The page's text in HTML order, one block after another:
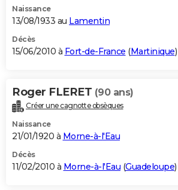
Naissance
13/08/1933 au Lamentin
Décès
15/06/2010 à Fort-de-France (Martinique)
Roger FLERET (90 ans)
Créer une cagnotte obsèques
Naissance
21/01/1920 à Morne-à-l'Eau
Décès
11/02/2010 à Morne-à-l'Eau (Guadeloupe)